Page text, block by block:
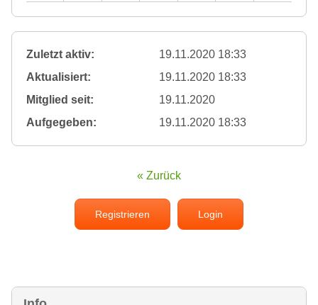
Zuletzt aktiv:
19.11.2020 18:33
Aktualisiert:
19.11.2020 18:33
Mitglied seit:
19.11.2020
Aufgegeben:
19.11.2020 18:33
« Zurück
Registrieren Login